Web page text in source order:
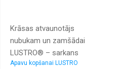
Krāsas atvaunotājs
nubukam un zamšādai
LUSTRO® – sarkans
Apavu kopšanai LUSTRO